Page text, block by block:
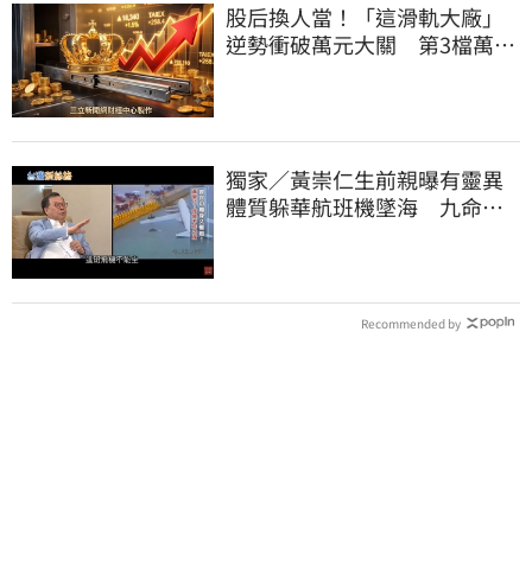
股后換人當！「這滑軌大廠」
逆勢衝破萬元大關 第3檔萬金
獨家／黃崇仁生前親曝有靈異
體質躲華航班機墜海 九命怪
Recommended by